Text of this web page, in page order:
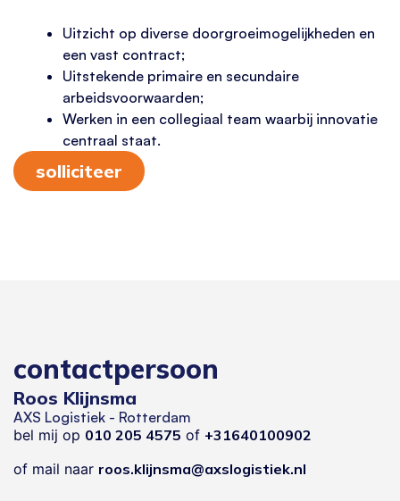
Uitzicht op diverse doorgroeimogelijkheden en
een vast contract;
Uitstekende primaire en secundaire
arbeidsvoorwaarden;
Werken in een collegiaal team waarbij innovatie
centraal staat.
solliciteer
contactpersoon
Roos Klijnsma
AXS Logistiek - Rotterdam
bel mij op 010 205 4575 of +31640100902
of mail naar roos.klijnsma@axslogistiek.nl